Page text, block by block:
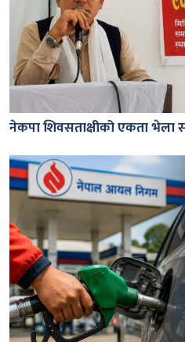
नेकपा शिवसताक्षीको एकता भेला